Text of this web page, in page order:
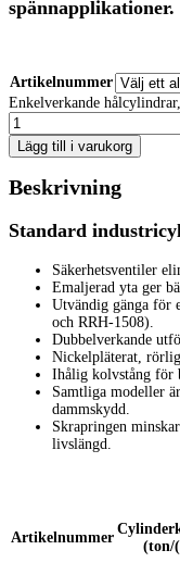
spännapplikationer.
Artikelnummer
Enkelverkande
Lägg till i varukorg
Beskrivning
Standard
Säkerhetsventiler
Emaljerad yta ger
Utvändig gänga för
och RRH-1508).
Dubbelverkande
Nickelpläterat,
Ihålig kolvstång för
Samtliga modeller
dammskydd.
Skrapringen
livslängd.
Artikelnummer
(ton/